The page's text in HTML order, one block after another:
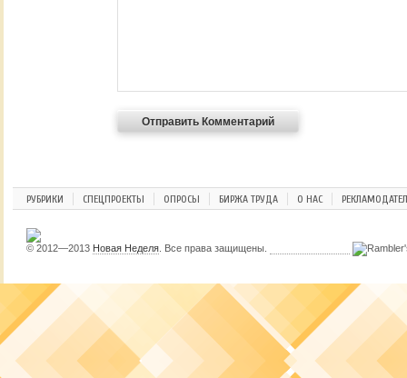
РУБРИКИ СПЕЦПРОЕКТЫ ОПРОСЫ БИРЖА ТРУДА О НАС
© 2012—2013 Новая Неделя . Все права защищены.